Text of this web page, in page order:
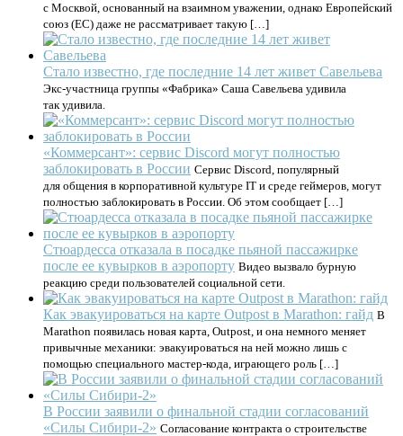
с Москвой, основанный на взаимном уважении, однако Европейский
союз (ЕС) даже не рассматривает такую […]
Стало известно, где последние 14 лет живет Савельева
Экс-участница группы «Фабрика» Саша Савельева удивила
так удивила.
«Коммерсант»: сервис Discord могут полностью
заблокировать в России Сервис Discord, популярный
для общения в корпоративной культуре IT и среде геймеров, могут
полностью заблокировать в России. Об этом сообщает […]
Стюардесса отказала в посадке пьяной пассажирке
после ее кувырков в аэропорту Видео вызвало бурную
реакцию среди пользователей социальной сети.
Как эвакуироваться на карте Outpost в Marathon: гайд В
Marathon появилась новая карта, Outpost, и она немного меняет
привычные механики: эвакуироваться на ней можно лишь с
помощью специального мастер-кода, играющего роль […]
В России заявили о финальной стадии согласований
«Силы Сибири-2» Согласование контракта о строительстве